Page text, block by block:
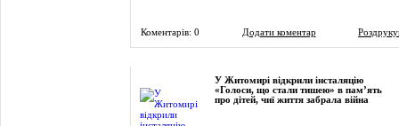
Коментарів: 0 Додати коментар
У Житомирі відкрили інсталяцію
«Голоси, що стали тишею» в пам’ять
про дітей, чиї життя забрала війна